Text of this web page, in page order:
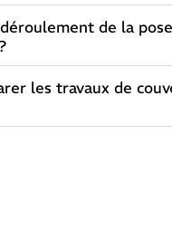
de la
les travaux de